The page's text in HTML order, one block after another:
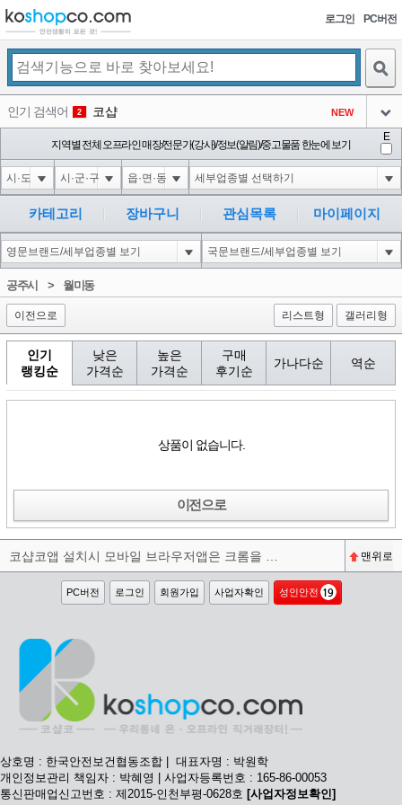
로그인 PC버전
인기 검색어 2 코샵 NEW
3 익스
아이콘
4 미끄럼방지
아이콘
5 대성설렁탕
아이콘
-16
6 1'"
아이콘
0
1
지역별 전체 오프라인 매장/전문가(강사)/정보(알림)/중고물품 한눈에 보기
E
카테고리 장바구니 관심목록 마이페이지
공주시 > 월미동
이전으로 리스트형 갤러리형
인기
랭킹순
낮은
가격순
높은
가격순
구매
후기순
가나다순 역순
상품이 없습니다.
이전으로
맨위로
PC버전 로그인 회원가입 사업자확인 성인안전
상호명 : 한국안전보건협동조합 | 대표자명 : 박원학
개인정보관리 책임자 : 박혜영 | 사업자등록번호 : 165-86-00053
통신판매업신고번호 : 제2015-인천부평-0628호 [사업자정보확인]